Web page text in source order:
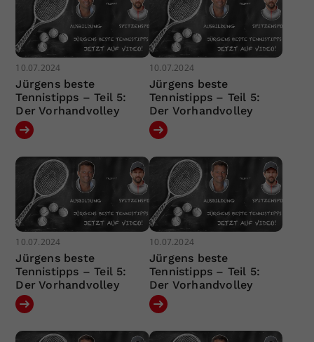
10.07.2024
Jürgens beste
Tennistipps – Teil 5:
Der Vorhandvolley
10.07.2024
Jürgens beste
Tennistipps – Teil 5:
Der Vorhandvolley
10.07.2024
Jürgens beste
Tennistipps – Teil 5:
Der Vorhandvolley
10.07.2024
Jürgens beste
Tennistipps – Teil 5:
Der Vorhandvolley